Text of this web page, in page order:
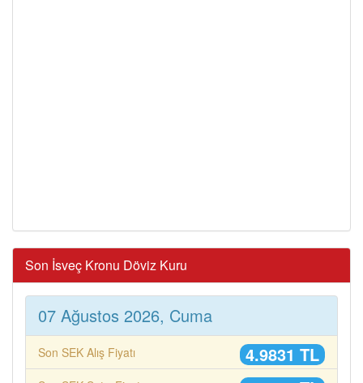
Son İsveç Kronu Döviz Kuru
07 Ağustos 2026, Cuma
Son SEK Alış Fiyatı 4.9831 TL